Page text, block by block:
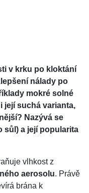
v krku po kloktání
nálady po
mokré solné
její suchá varianta,
Nazývá se
sůl) a její popularita
vlhkost z
aerosolu. Právě
brána k